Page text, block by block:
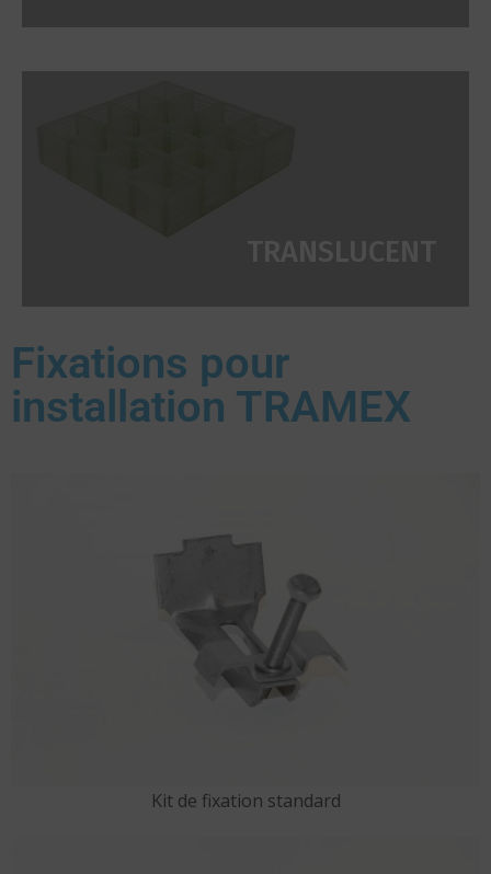
Fixations pour
installation TRAMEX
Kit de fixation standard